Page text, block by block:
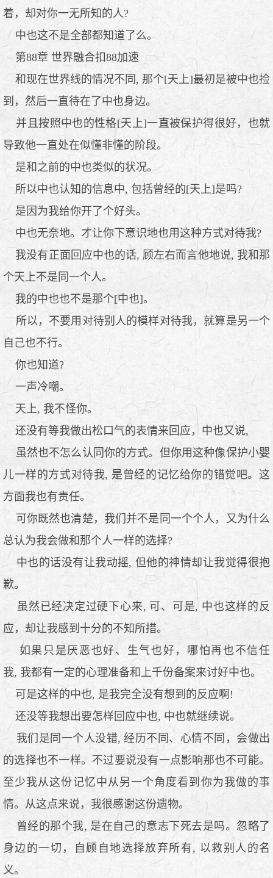
着，却对你一无所知的人?
中也这不是全部都知道了么。
第88章 世界融合扣88加速
和现在世界线的情况不同, 那个[天上]最初是被中也捡
到，然后一直待在了中也身边。
并且按照中也的性格[天上]一直被保护得很好，也就
导致他一直处在似懂非懂的阶段。
是和之前的中也类似的状况。
所以中也认知的信息中, 包括曾经的[天上]是吗?
是因为我给你开了个好头。
中也无奈地。才让你下意识地也用这种方式对待我?
我没有正面回应中也的话, 顾左右而言他地说, 我和那
个天上不是同一个人。
我的中也也不是那个[中也]。
所以，不要用对待别人的模样对待我，就算是另一个
自己也不行。
你也知道?
一声冷嘲。
天上, 我不怪你。
还没有等我做出松口气的表情来回应，中也又说,
虽然也不怎么认同你的方式。但你用这种像保护小婴
儿一样的方式对待我, 是曾经的记忆给你的错觉吧。这
方面我也有责任。
可你既然也清楚，我们并不是同一个个人，又为什么
总认为我会做和那个人一样的选择?
中也的话没有让我动摇, 但他的神情却让我觉得很抱
歉。
虽然已经决定过硬下心来, 可、可是, 中也这样的反
应，却让我感到十分的不知所措。
如果只是厌恶也好、生气也好，哪怕再也不信任
我, 我都有一定的心理准备和上千份备案来讨好中也。
可是这样的中也, 是我完全没有想到的反应啊!
还没等我想出要怎样回应中也, 中也就继续说。
我们是同一个人没错, 经历不同、心情不同，会做出
的选择也不一样。不过要说没有一点影响那也不可能。
至少我从这份记忆中从另一个角度看到你为我做的事
情。从这点来说，我很感谢这份遗物。
曾经的那个我, 是在自己的意志下死去是吗。忽略了
身边的一切，自顾自地选择放弃所有, 以救别人的名
义。